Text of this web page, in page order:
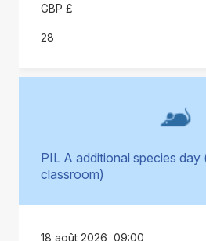
GBP £
28
PIL A additional species day
classroom)
18 août 2026, 09:00